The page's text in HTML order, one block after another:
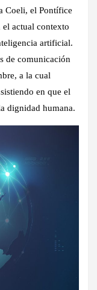
Coeli, el Pontífice
el actual contexto
artificial.
de comunicación
a la cual
en que el
dignidad humana.